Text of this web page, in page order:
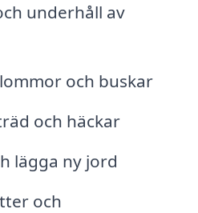
underhåll av
och buskar
och häckar
lägga ny jord
och